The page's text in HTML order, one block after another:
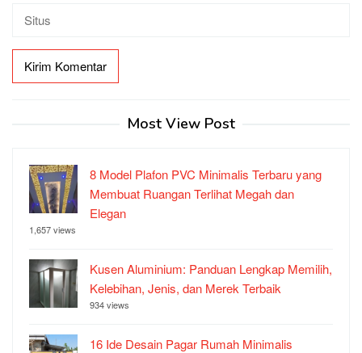
Most View Post
8 Model Plafon PVC Minimalis Terbaru yang
Membuat Ruangan Terlihat Megah dan
Elegan
1,657 views
Kusen Aluminium: Panduan Lengkap Memilih,
Kelebihan, Jenis, dan Merek Terbaik
934 views
16 Ide Desain Pagar Rumah Minimalis